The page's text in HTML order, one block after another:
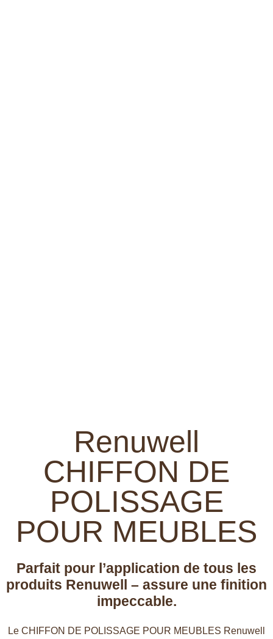
Renuwell
CHIFFON DE
POLISSAGE
POUR MEUBLES
Parfait pour l’application de tous les
produits Renuwell – assure une finition
impeccable.
Le CHIFFON DE POLISSAGE POUR MEUBLES Renuwell